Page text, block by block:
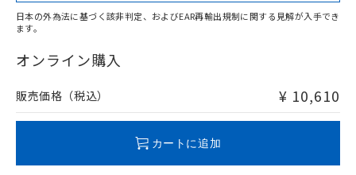
在庫等で未対応品が混在する可能性があります。
問い合わせください。
日本の外為法に基づく該非判定、およびEAR再輸出規制に関する見解が入手でき
ます。
オンライン購入
販売価格（税込） ¥ 10,610
カートに追加